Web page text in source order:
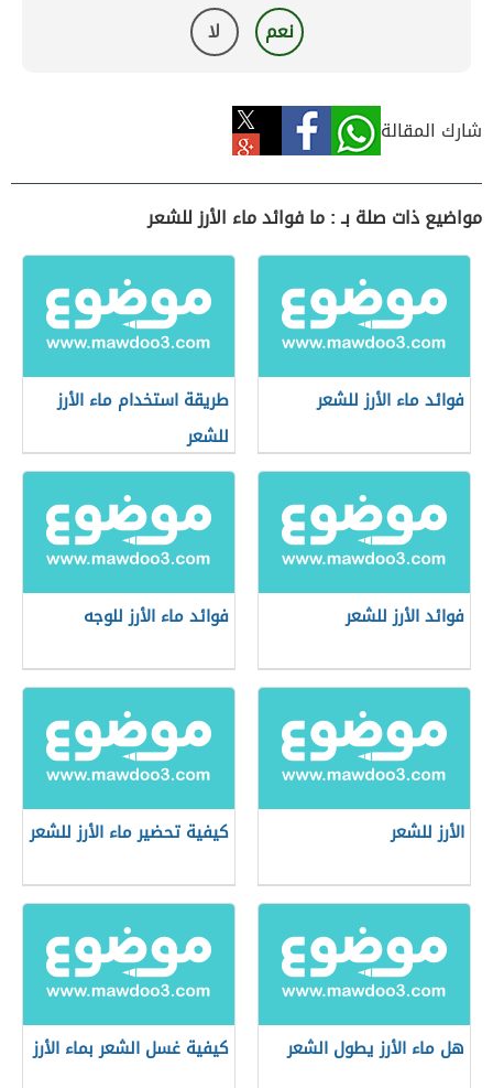
نعم لا
شارك المقالة
مواضيع ذات صلة بـ : ما فوائد ماء الأرز للشعر
فوائد ماء الأرز للشعر
طريقة استخدام ماء الأرز
للشعر
فوائد الأرز للشعر فوائد ماء الأرز للوجه
الأرز للشعر كيفية تحضير ماء الأرز للشعر
هل ماء الأرز يطول الشعر كيفية غسل الشعر بماء الأرز